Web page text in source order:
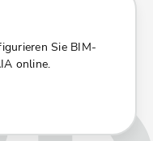
Sie BIM-
online.